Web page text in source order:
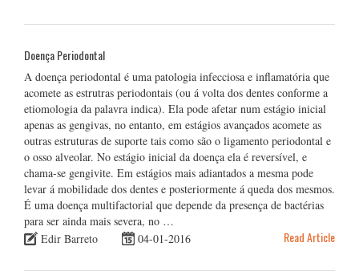
Doença Periodontal
A doença periodontal é uma patologia infecciosa e inflamatória que
acomete as estrutras periodontais (ou á volta dos dentes conforme a
etiomologia da palavra indica). Ela pode afetar num estágio inicial
apenas as gengivas, no entanto, em estágios avançados acomete as
outras estruturas de suporte tais como são o ligamento periodontal e
o osso alveolar. No estágio inicial da doença ela é reversível, e
chama-se gengivite. Em estágios mais adiantados a mesma pode
levar á mobilidade dos dentes e posteriormente á queda dos mesmos.
É uma doença multifactorial que depende da presença de bactérias
para ser ainda mais severa, no …
Edir Barreto
04-01-2016 Read Article